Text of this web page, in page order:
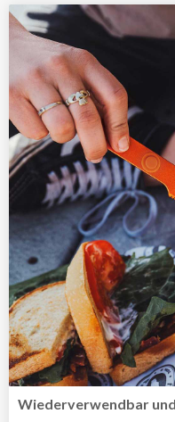
Wiederverwendbar